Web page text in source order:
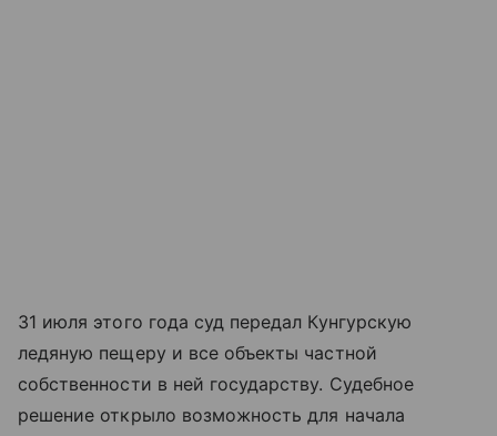
31 июля этого года суд передал Кунгурскую
ледяную пещеру и все объекты частной
собственности в ней государству. Судебное
решение открыло возможность для начала